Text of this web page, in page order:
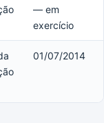
— em
exercício
01/07/2014